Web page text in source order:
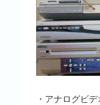
・アナログビ